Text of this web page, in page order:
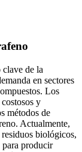
de la
en sectores
Los
y
métodos de
Actualmente,
biológicos,
producir